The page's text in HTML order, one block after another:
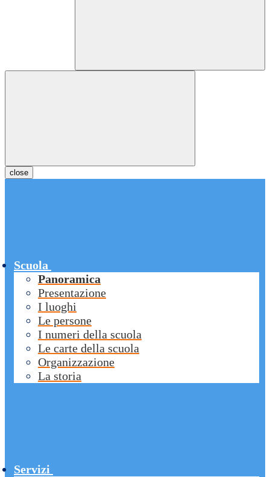
close
Scuola
Panoramica
Presentazione
I luoghi
Le persone
I numeri della scuola
Le carte della scuola
Organizzazione
La storia
Servizi